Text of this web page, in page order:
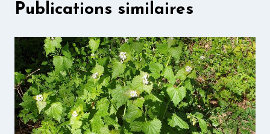
Publications similaires